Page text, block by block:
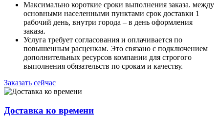
Максимально короткие сроки выполнения заказа. между
основными населенными пунктами срок доставки 1
рабочий день, внутри города – в день оформления
заказа.
Услуга требует согласования и оплачивается по
повышенным расценкам. Это связано с подключением
дополнительных ресурсов компании для строгого
выполнения обязательств по срокам и качеству.
Заказать сейчас
Доставка ко времени